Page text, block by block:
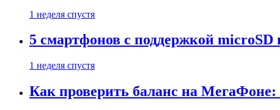
1 неделя спустя
5 смартфонов с поддержкой
1 неделя спустя
Как проверить баланс на МегаФоне: